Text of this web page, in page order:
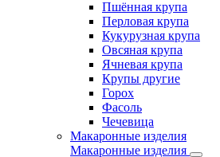
Пшённая крупа
Перловая крупа
Кукурузная крупа
Овсяная крупа
Ячневая крупа
Крупы другие
Горох
Фасоль
Чечевица
Макаронные изделия
Макаронные изделия